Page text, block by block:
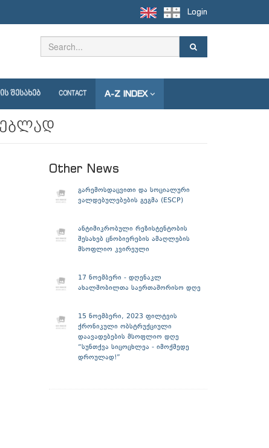
Login
ᲨᲔᲡᲐᲮᲔᲑ CONTACT A-Z INDEX
Other News
გარემოსდაცვითი და სოციალური
ვალდებულებების გეგმა (ESCP)
ანტიმიკრობული რეზისტენტობის
შესახებ ცნობიერების ამაღლების
მსოფლიო კვირეული
17 ნოემბერი - დღენაკლ
ახალშობილთა საერთაშორისო დღე
15 ნოემბერი, 2023 ფილტვის
ქრონიკული ობსტრუქციული
დაავადებების მსოფლიო დღე
“სუნთქვა სიცოცხლეა - იმოქმედე
დროულად!”